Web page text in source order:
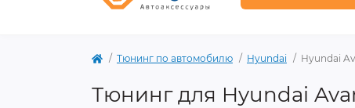
Тюнинг по автомобилю Hyundai Hyundai
Тюнинг для Hyundai